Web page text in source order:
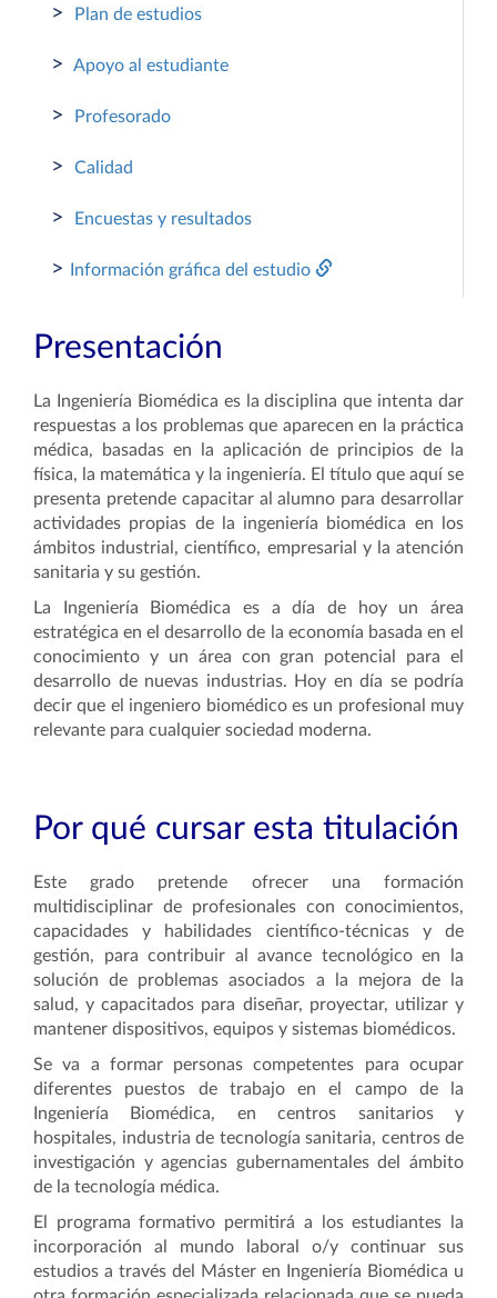
> Plan de estudios
> Apoyo al estudiante
> Profesorado
> Calidad
> Encuestas y resultados
> Información gráfica del estudio
Presentación
La Ingeniería Biomédica es la disciplina que intenta dar
respuestas a los problemas que aparecen en la práctica
médica, basadas en la aplicación de principios de la
física, la matemática y la ingeniería. El título que aquí se
presenta pretende capacitar al alumno para desarrollar
actividades propias de la ingeniería biomédica en los
ámbitos industrial, científico, empresarial y la atención
sanitaria y su gestión.
La Ingeniería Biomédica es a día de hoy un área
estratégica en el desarrollo de la economía basada en el
conocimiento y un área con gran potencial para el
desarrollo de nuevas industrias. Hoy en día se podría
decir que el ingeniero biomédico es un profesional muy
relevante para cualquier sociedad moderna.
Por qué cursar esta titulación
Este grado pretende ofrecer una formación
multidisciplinar de profesionales con conocimientos,
capacidades y habilidades científico-técnicas y de
gestión, para contribuir al avance tecnológico en la
solución de problemas asociados a la mejora de la
salud, y capacitados para diseñar, proyectar, utilizar y
mantener dispositivos, equipos y sistemas biomédicos.
Se va a formar personas competentes para ocupar
diferentes puestos de trabajo en el campo de la
Ingeniería Biomédica, en centros sanitarios y
hospitales, industria de tecnología sanitaria, centros de
investigación y agencias gubernamentales del ámbito
de la tecnología médica.
El programa formativo permitirá a los estudiantes la
incorporación al mundo laboral o/y continuar sus
estudios a través del Máster en Ingeniería Biomédica u